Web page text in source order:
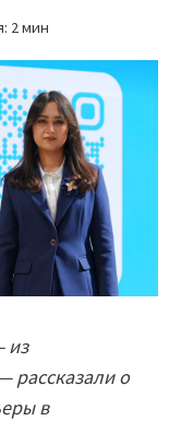
2мин
из
рассказали о
в